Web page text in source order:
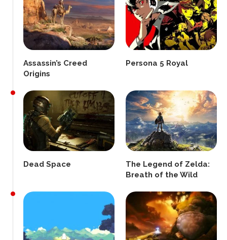
Assassin’s Creed
Origins
Persona 5 Royal
Dead Space
The Legend of Zelda:
Breath of the Wild